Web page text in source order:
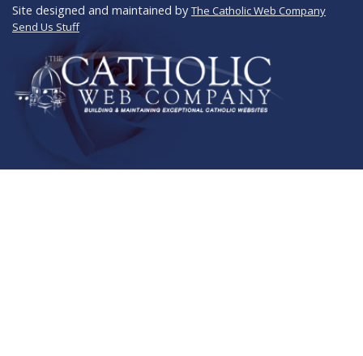
Site designed and maintained byThe Catholic Web Company
Send Us Stuff